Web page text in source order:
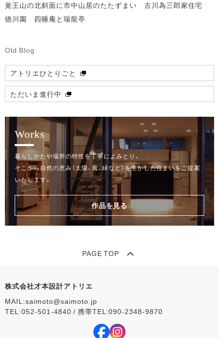
覚王山の北斜面に市中山居のたたずまい 古川為三郎家住宅
徳川園 四睡庵と瑞龍亭
Old Blog
アトリエひとりごと
ただいま進行中
Works
暮らしかたや場所の特性を丁寧によみとり、
そこから自然の恵み（太陽、風、緑など）を生かした住まいをご提案
いたします。
作品を見る
PAGE TOP
株式会社才本設計アトリエ
MAIL:saimoto@saimoto.jp
TEL:052-501-4840 / 携帯TEL:090-2348‐9870